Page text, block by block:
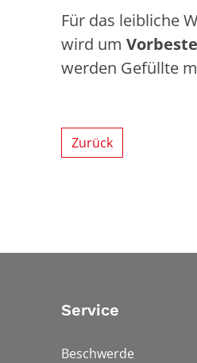
Für das leibliche
wird um
werden Gefüllte
Zurück
Service
Beschwerde